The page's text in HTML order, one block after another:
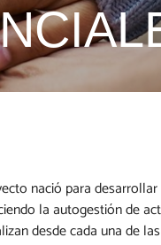
nació para
la autogestión de
desde cada una de